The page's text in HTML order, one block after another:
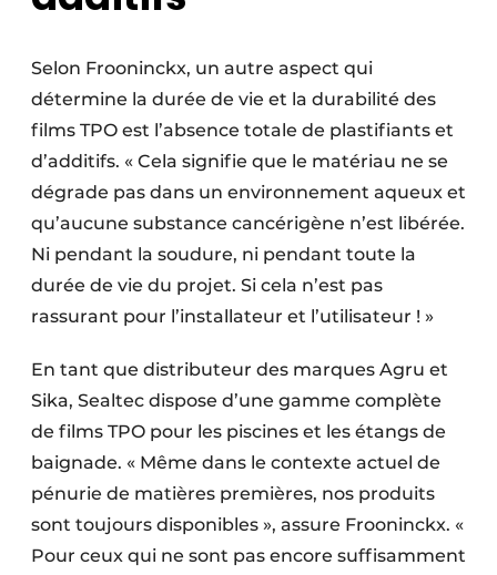
Selon Frooninckx, un autre aspect qui
détermine la durée de vie et la durabilité des
films TPO est l’absence totale de plastifiants et
d’additifs. « Cela signifie que le matériau ne se
dégrade pas dans un environnement aqueux et
qu’aucune substance cancérigène n’est libérée.
Ni pendant la soudure, ni pendant toute la
durée de vie du projet. Si cela n’est pas
rassurant pour l’installateur et l’utilisateur ! »
En tant que distributeur des marques Agru et
Sika, Sealtec dispose d’une gamme complète
de films TPO pour les piscines et les étangs de
baignade. « Même dans le contexte actuel de
pénurie de matières premières, nos produits
sont toujours disponibles », assure Frooninckx. «
Pour ceux qui ne sont pas encore suffisamment